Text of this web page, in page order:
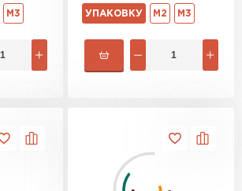
М3 УПАКОВКУ М2 М3
ПЕРЕЙТИ
Рулонная кровля Брит
Утеплитель Knauf